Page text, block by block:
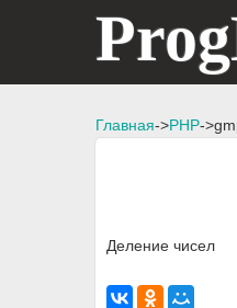
Главная->PHP-
Деление чисел